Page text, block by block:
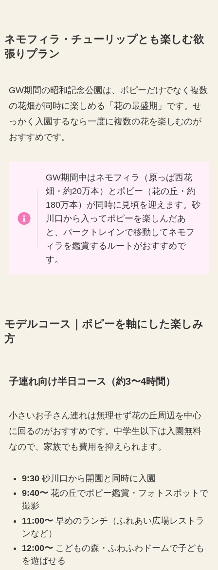
ネモフィラ・チューリップとも楽しむ欲
張りプラン
GW期間の昭和記念公園は、ポピーだけでなく複数
の花畑が同時に楽しめる「花の最盛期」です。せ
っかく入園するなら一度に複数の花を楽しむのが
おすすめです。
GW期間中はネモフィラ（原っぱ西花
畑・約20万本）とポピー（花の丘・約
180万本）が同時に見頃を迎えます。砂
川口から入ってポピーを楽しんだあ
と、パークトレインで移動してネモフ
ィラを鑑賞するルートがおすすめで
す。
モデルコース｜ポピーを軸にした楽しみ
方
子連れ向け半日コース（約3〜4時間）
小さいお子さん連れは無理せず花の丘周辺を中心
に回るのがおすすめです。中学生以下は入園無料
なので、家族でも費用を抑えられます。
9:30砂川口から開園と同時に入園
9:40〜花の丘でポピー鑑賞・フォトスポットで
撮影
11:00〜早めのランチ（ふれあい広場レストラ
ンなど）
12:00〜こどもの森・ふわふわドームで子ども
を遊ばせる